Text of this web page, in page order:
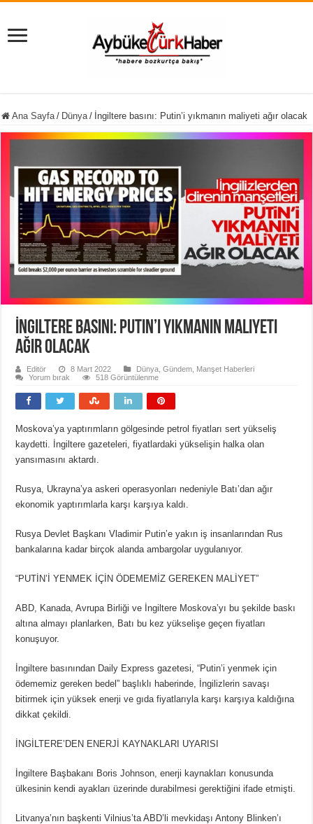
Ana Sayfa / Dünya / İngiltere basını: Putin’i yıkmanın maliyeti ağır olacak
İngiltere basını: Putin’i yıkmanın maliyeti
ağır olacak
Editör 8 Mart 2022 Dünya ,Gündem Manşet Haberleri
Yorum bırak
518 Görüntülenme
Moskova’ya yaptırımların gölgesinde petrol fiyatları sert yükseliş
kaydetti. İngiltere gazeteleri, fiyatlardaki yükselişin halka olan
yansımasını aktardı.
Rusya, Ukrayna’ya askeri operasyonları nedeniyle Batı’dan ağır
ekonomik yaptırımlarla karşı karşıya kaldı.
Rusya Devlet Başkanı Vladimir Putin’e yakın iş insanlarından Rus
bankalarına kadar birçok alanda ambargolar uygulanıyor.
“PUTİN’İ YENMEK İÇİN ÖDEMEMİZ GEREKEN MALİYET”
ABD, Kanada, Avrupa Birliği ve İngiltere Moskova’yı bu şekilde baskı
altına almayı planlarken, Batı bu kez yükselişe geçen fiyatları
konuşuyor.
İngiltere basınından Daily Express gazetesi, “Putin’i yenmek için
ödememiz gereken bedel” başlıklı haberinde, İngilizlerin savaşı
bitirmek için yüksek enerji ve gıda fiyatlarıyla karşı karşıya kaldığına
dikkat çekildi.
İNGİLTERE’DEN ENERJİ KAYNAKLARI UYARISI
İngiltere Başbakanı Boris Johnson, enerji kaynakları konusunda
ülkesinin kendi ayakları üzerinde durabilmesi gerektiğini ifade etmişti.
Litvanya’nın başkenti Vilnius’ta ABD’li mevkidaşı Antony Blinken’ı